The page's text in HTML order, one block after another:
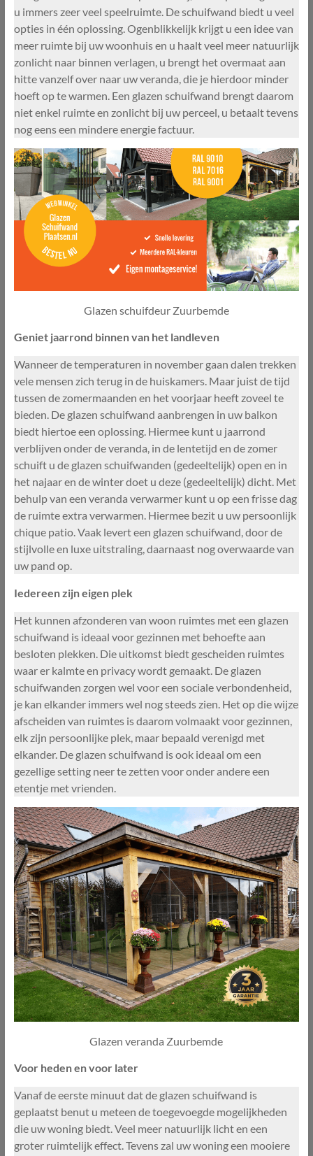
u immers zeer veel speelruimte. De schuifwand biedt u veel
opties in één oplossing. Ogenblikkelijk krijgt u een idee van
meer ruimte bij uw woonhuis en u haalt veel meer natuurlijk
zonlicht naar binnen verlagen, u brengt het overmaat aan
hitte vanzelf over naar uw veranda, die je hierdoor minder
hoeft op te warmen. Een glazen schuifwand brengt daarom
niet enkel ruimte en zonlicht bij uw perceel, u betaalt tevens
nog eens een mindere energie factuur.
Glazen schuifdeur Zuurbemde
Geniet jaarrond binnen van het landleven
Wanneer de temperaturen in november gaan dalen trekken
vele mensen zich terug in de huiskamers. Maar juist de tijd
tussen de zomermaanden en het voorjaar heeft zoveel te
bieden. De glazen schuifwand aanbrengen in uw balkon
biedt hiertoe een oplossing. Hiermee kunt u jaarrond
verblijven onder de veranda, in de lentetijd en de zomer
schuift u de glazen schuifwanden (gedeeltelijk) open en in
het najaar en de winter doet u deze (gedeeltelijk) dicht. Met
behulp van een veranda verwarmer kunt u op een frisse dag
de ruimte extra verwarmen. Hiermee bezit u uw persoonlijk
chique patio. Vaak levert een glazen schuifwand, door de
stijlvolle en luxe uitstraling, daarnaast nog overwaarde van
uw pand op.
Iedereen zijn eigen plek
Het kunnen afzonderen van woon ruimtes met een glazen
schuifwand is ideaal voor gezinnen met behoefte aan
besloten plekken. Die uitkomst biedt gescheiden ruimtes
waar er kalmte en privacy wordt gemaakt. De glazen
schuifwanden zorgen wel voor een sociale verbondenheid,
je kan elkander immers wel nog steeds zien. Het op die wijze
afscheiden van ruimtes is daarom volmaakt voor gezinnen,
elk zijn persoonlijke plek, maar bepaald verenigd met
elkander. De glazen schuifwand is ook ideaal om een
gezellige setting neer te zetten voor onder andere een
etentje met vrienden.
Glazen veranda Zuurbemde
Voor heden en voor later
Vanaf de eerste minuut dat de glazen schuifwand is
geplaatst benut u meteen de toegevoegde mogelijkheden
die uw woning biedt. Veel meer natuurlijk licht en een
groter ruimtelijk effect. Tevens zal uw woning een mooiere